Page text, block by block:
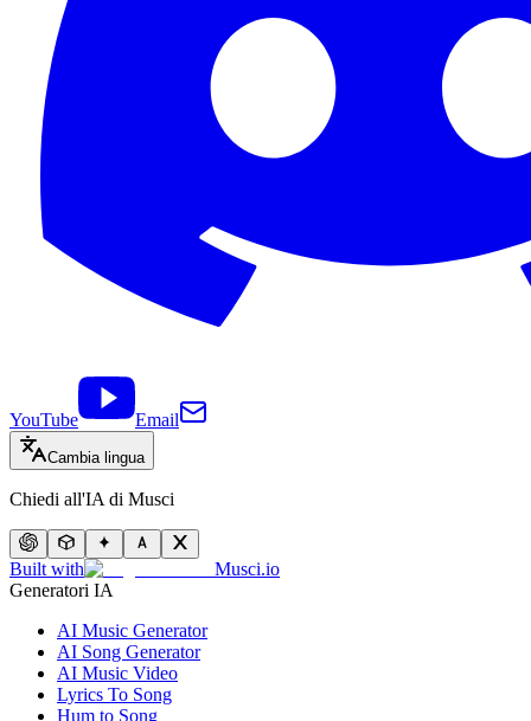
YouTube Email
Cambia lingua
Chiedi all'IA di Musci
Built with
Musci.io
Generatori IA
AI Music Generator
AI Song Generator
AI Music Video
Lyrics To Song
Hum to Song